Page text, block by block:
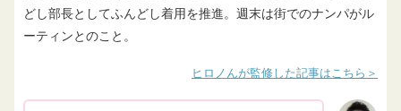
どし部長としてふんどし着用を推進。週末は街でのナンパがル
ーティンとのこと。
ヒロノんが監修した記事はこちら